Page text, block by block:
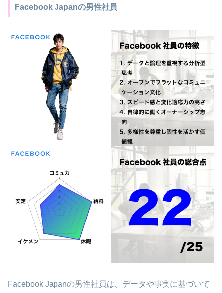
Facebook Japanの男性社員
Facebook Japanの男性社員は、データや事実に基づいて